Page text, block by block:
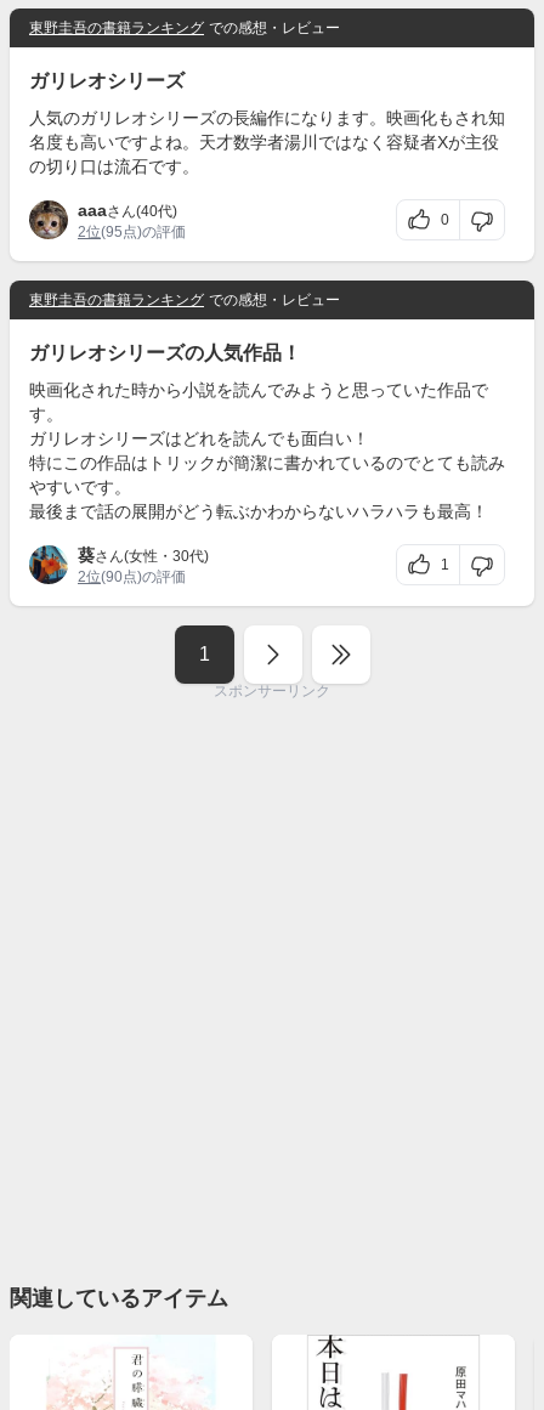
東野圭吾の書籍ランキング での感想・レビュー
ガリレオシリーズ
人気のガリレオシリーズの長編作になります。映画化もされ知
名度も高いですよね。天才数学者湯川ではなく容疑者Xが主役
の切り口は流石です。
aaaさん(40代)
2位(95点)の評価
0
東野圭吾の書籍ランキング での感想・レビュー
ガリレオシリーズの人気作品！
映画化された時から小説を読んでみようと思っていた作品で
す。
ガリレオシリーズはどれを読んでも面白い！
特にこの作品はトリックが簡潔に書かれているのでとても読み
やすいです。
最後まで話の展開がどう転ぶかわからないハラハラも最高！
葵さん(女性・30代)
2位(90点)の評価
1
1
スポンサーリンク
関連しているアイテム